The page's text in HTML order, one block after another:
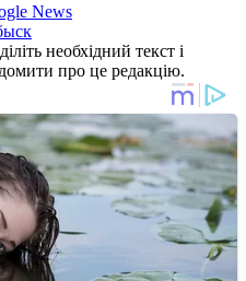
News
необхідний текст і
про це редакцію.